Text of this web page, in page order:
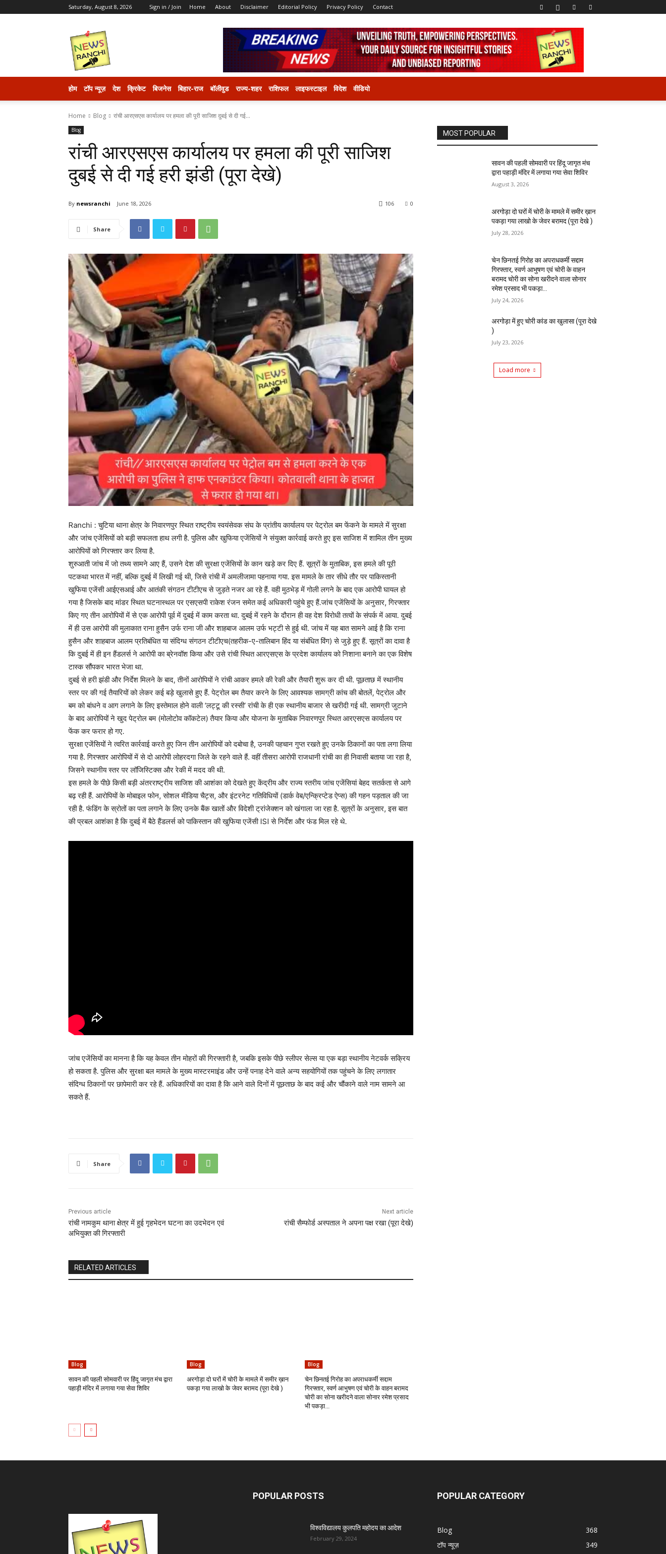
Saturday, August 8, 2026 Sign in / Join Home About Disclaimer Editorial Policy Privacy Policy Contact
होम टॉप न्यूज़ देश क्रिकेट बिजनेस बिहार-राज बॉलीवुड राज्य-शहर राशिफल लाइफस्टाइल विदेश वीडियो
Home Blog रांची आरएसएस कार्यालय पर हमला की पूरी साजिश दुबई से दी गई...
Blog
रांची आरएसएस कार्यालय पर हमला की पूरी साजिश
दुबई से दी गई हरी झंडी (पूरा देखे)
By newsranchi June 18, 2026 0
106
Share
Ranchi : चुटिया थाना क्षेत्र के निवारणपुर स्थित राष्ट्रीय स्वयंसेवक संघ के प्रांतीय कार्यालय पर पेट्रोल बम फेंकने के मामले में सुरक्षा
और जांच एजेंसियों को बड़ी सफलता हाथ लगी है. पुलिस और खुफिया एजेंसियों ने संयुक्त कार्रवाई करते हुए इस साजिश में शामिल तीन मुख्य
आरोपियों को गिरफ्तार कर लिया है.
शुरुआती जांच में जो तथ्य सामने आए हैं, उसने देश की सुरक्षा एजेंसियों के कान खड़े कर दिए हैं. सूत्रों के मुताबिक, इस हमले की पूरी
पटकथा भारत में नहीं, बल्कि दुबई में लिखी गई थी, जिसे रांची में अमलीजामा पहनाया गया. इस मामले के तार सीधे तौर पर पाकिस्तानी
खुफिया एजेंसी आईएसआई और आतंकी संगठन टीटीएच से जुड़ते नजर आ रहे हैं. वही मुठभेड़ में गोली लगने के बाद एक आरोपी घायल हो
गया है जिसके बाद मांडर स्थित घटनास्थल पर एसएसपी राकेश रंजन समेत कई अधिकारी पहुंचे हुए हैं.जांच एजेंसियों के अनुसार, गिरफ्तार
किए गए तीन आरोपियों में से एक आरोपी पूर्व में दुबई में काम करता था. दुबई में रहने के दौरान ही वह देश विरोधी तत्वों के संपर्क में आया. दुबई
में ही उस आरोपी की मुलाकात राना हुसैन उर्फ राना जी और शाहबाज आलम उर्फ भट्टी से हुई थी. जांच में यह बात सामने आई है कि राना
हुसैन और शाहबाज आलम प्रतिबंधित या संदिग्ध संगठन टीटीएच(तहरीक-ए-तालिबान हिंद या संबंधित विंग) से जुड़े हुए हैं. सूत्रों का दावा है
कि दुबई में ही इन हैंडलर्स ने आरोपी का ब्रेनवॉश किया और उसे रांची स्थित आरएसएस के प्रदेश कार्यालय को निशाना बनाने का एक विशेष
टास्क सौंपकर भारत भेजा था.
दुबई से हरी झंडी और निर्देश मिलने के बाद, तीनों आरोपियों ने रांची आकर हमले की रेकी और तैयारी शुरू कर दी थी. पूछताछ में स्थानीय
स्तर पर की गई तैयारियों को लेकर कई बड़े खुलासे हुए हैं. पेट्रोल बम तैयार करने के लिए आवश्यक सामग्री कांच की बोतलें, पेट्रोल और
बम को बांधने व आग लगाने के लिए इस्तेमाल होने वाली ‘लट्टू की रस्सी’ रांची के ही एक स्थानीय बाजार से खरीदी गई थी. सामग्री जुटाने
के बाद आरोपियों ने खुद पेट्रोल बम (मोलोटोव कॉकटेल) तैयार किया और योजना के मुताबिक निवारणपुर स्थित आरएसएस कार्यालय पर
फेंक कर फरार हो गए.
सुरक्षा एजेंसियों ने त्वरित कार्रवाई करते हुए जिन तीन आरोपियों को दबोचा है, उनकी पहचान गुप्त रखते हुए उनके ठिकानों का पता लगा लिया
गया है. गिरफ्तार आरोपियों में से दो आरोपी लोहरदगा जिले के रहने वाले हैं. वहीं तीसरा आरोपी राजधानी रांची का ही निवासी बताया जा रहा है,
जिसने स्थानीय स्तर पर लॉजिस्टिक्स और रेकी में मदद की थी.
इस हमले के पीछे किसी बड़ी अंतरराष्ट्रीय साजिश की आशंका को देखते हुए केंद्रीय और राज्य स्तरीय जांच एजेंसियां बेहद सतर्कता से आगे
बढ़ रही हैं. आरोपियों के मोबाइल फोन, सोशल मीडिया चैट्स, और इंटरनेट गतिविधियों (डार्क वेब/एन्क्रिप्टेड ऐप्स) की गहन पड़ताल की जा
रही है. फंडिंग के स्रोतों का पता लगाने के लिए उनके बैंक खातों और विदेशी ट्रांजेक्शन को खंगाला जा रहा है. सूत्रों के अनुसार, इस बात
की प्रबल आशंका है कि दुबई में बैठे हैंडलर्स को पाकिस्तान की खुफिया एजेंसी ISI से निर्देश और फंड मिल रहे थे.
जांच एजेंसियों का मानना है कि यह केवल तीन मोहरों की गिरफ्तारी है, जबकि इसके पीछे स्लीपर सेल्स या एक बड़ा स्थानीय नेटवर्क सक्रिय
हो सकता है. पुलिस और सुरक्षा बल मामले के मुख्य मास्टरमाइंड और उन्हें पनाह देने वाले अन्य सहयोगियों तक पहुंचने के लिए लगातार
संदिग्ध ठिकानों पर छापेमारी कर रहे हैं. अधिकारियों का दावा है कि आने वाले दिनों में पूछताछ के बाद कई और चौंकाने वाले नाम सामने आ
सकते हैं.
Share
Previous article
रांची नामकुम थाना क्षेत्र में हुई गृहभेदन घटना का उदभेदन एवं
अभियुक्त की गिरफ्तारी
Next article
रांची सैम्फोर्ड अस्पताल ने अपना पक्ष रखा (पूरा देखे)
RELATED ARTICLES
Blog
सावन की पहली सोमवारी पर हिंदू जागृत मंच द्वारा
पहाड़ी मंदिर में लगाया गया सेवा शिविर
Blog
अरगोड़ा दो घरों में चोरी के मामले में समीर ख़ान
पकड़ा गया लाखो के जेवर बरामद (पूरा देखे )
Blog
चेन छिनतई गिरोह का अपराधकर्मी सद्दाम
गिरफ्तार, स्वर्ण आभुषण एवं चोरी के वाहन बरामद
चोरी का सोना खरीदने वाला सोनार रमेश प्रसाद
भी पकड़ा...
MOST POPULAR
सावन की पहली सोमवारी पर हिंदू जागृत मंच
द्वारा पहाड़ी मंदिर में लगाया गया सेवा शिविर
August 3, 2026
अरगोड़ा दो घरों में चोरी के मामले में समीर ख़ान
पकड़ा गया लाखो के जेवर बरामद (पूरा देखे )
July 28, 2026
चेन छिनतई गिरोह का अपराधकर्मी सद्दाम
गिरफ्तार, स्वर्ण आभुषण एवं चोरी के वाहन
बरामद चोरी का सोना खरीदने वाला सोनार
रमेश प्रसाद भी पकड़ा...
July 24, 2026
अरगोड़ा में हुए चोरी कांड का खुलासा (पूरा देखे
)
July 23, 2026
Load more
POPULAR POSTS
विश्वविद्यालय कुलपति महोदय का आदेश
February 29, 2024
POPULAR CATEGORY
Blog
368
टॉप न्यूज़
349